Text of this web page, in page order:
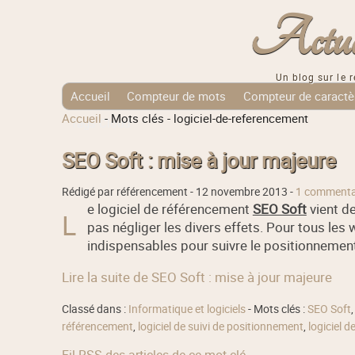
Un blog sur le
Accueil Compteur de mots Compteur de
Tags Cloud
Accueil - Mots clés - logiciel-de-referencement
SEO Soft : mise à jour majeure
Rédigé par référencement - 12 novembre 2013 - 1
L e logiciel de référencement SEO Softvient
pas négliger les divers effets. Pour tous
indispensables pour suivre le
Lire la suite de SEO Soft : mise à jour majeure
Classé dans : Informatique et logiciels- Mots clés :SEO Soft,
référencement, logiciel de suivi de positionnement, logiciel